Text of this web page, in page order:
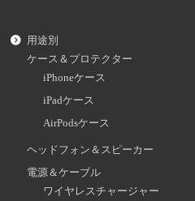
用途別
ケース＆プロテクター
iPhoneケース
iPadケース
AirPodsケース
ヘッドフォン＆スピーカー
電源＆ケーブル
ワイヤレスチャージャー